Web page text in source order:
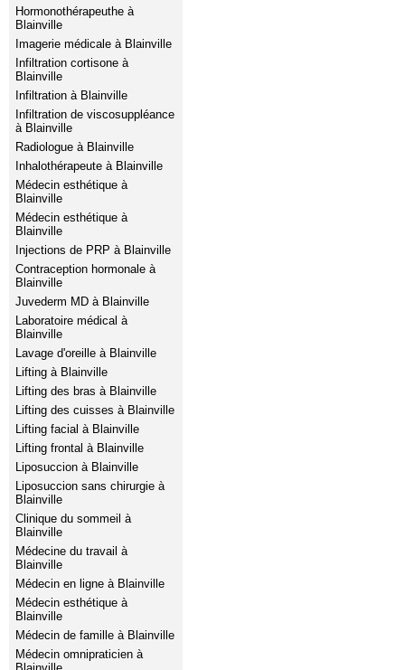
Hormonothérapeuthe à
Blainville
Imagerie médicale à Blainville
Infiltration cortisone à
Blainville
Infiltration à Blainville
Infiltration de viscosuppléance
à Blainville
Radiologue à Blainville
Inhalothérapeute à Blainville
Médecin esthétique à
Blainville
Médecin esthétique à
Blainville
Injections de PRP à Blainville
Contraception hormonale à
Blainville
Juvederm MD à Blainville
Laboratoire médical à
Blainville
Lavage d'oreille à Blainville
Lifting à Blainville
Lifting des bras à Blainville
Lifting des cuisses à Blainville
Lifting facial à Blainville
Lifting frontal à Blainville
Liposuccion à Blainville
Liposuccion sans chirurgie à
Blainville
Clinique du sommeil à
Blainville
Médecine du travail à
Blainville
Médecin en ligne à Blainville
Médecin esthétique à
Blainville
Médecin de famille à Blainville
Médecin omnipraticien à